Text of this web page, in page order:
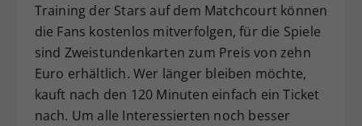
Training der Stars auf dem Matchcourt können
die Fans kostenlos mitverfolgen, für die Spiele
sind Zweistundenkarten zum Preis von zehn
Euro erhältlich. Wer länger bleiben möchte,
kauft nach den 120 Minuten einfach ein Ticket
nach. Um alle Interessierten noch besser